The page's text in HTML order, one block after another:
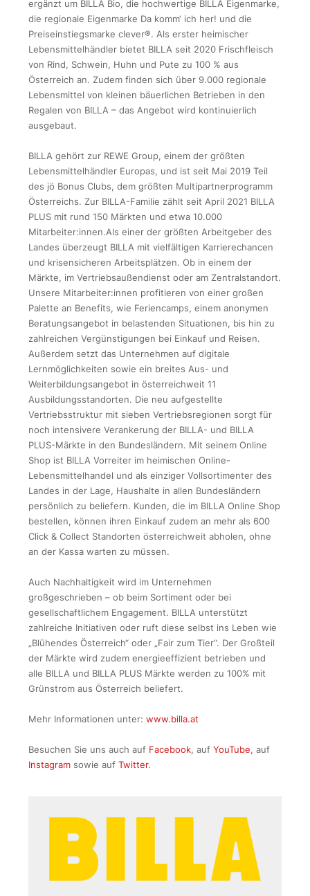
ergänzt um BILLA Bio, die hochwertige BILLA Eigenmarke,
die regionale Eigenmarke Da komm‘ ich her! und die
Preiseinstiegsmarke clever®. Als erster heimischer
Lebensmittelhändler bietet BILLA seit 2020 Frischfleisch
von Rind, Schwein, Huhn und Pute zu 100 % aus
Österreich an. Zudem finden sich über 9.000 regionale
Lebensmittel von kleinen bäuerlichen Betrieben in den
Regalen von BILLA – das Angebot wird kontinuierlich
ausgebaut.
BILLA gehört zur REWE Group, einem der größten
Lebensmittelhändler Europas, und ist seit Mai 2019 Teil
des jö Bonus Clubs, dem größten Multipartnerprogramm
Österreichs. Zur BILLA-Familie zählt seit April 2021 BILLA
PLUS mit rund 150 Märkten und etwa 10.000
Mitarbeiter:innen.Als einer der größten Arbeitgeber des
Landes überzeugt BILLA mit vielfältigen Karrierechancen
und krisensicheren Arbeitsplätzen. Ob in einem der
Märkte, im Vertriebsaußendienst oder am Zentralstandort.
Unsere Mitarbeiter:innen profitieren von einer großen
Palette an Benefits, wie Feriencamps, einem anonymen
Beratungsangebot in belastenden Situationen, bis hin zu
zahlreichen Vergünstigungen bei Einkauf und Reisen.
Außerdem setzt das Unternehmen auf digitale
Lernmöglichkeiten sowie ein breites Aus- und
Weiterbildungsangebot in österreichweit 11
Ausbildungsstandorten. Die neu aufgestellte
Vertriebsstruktur mit sieben Vertriebsregionen sorgt für
noch intensivere Verankerung der BILLA- und BILLA
PLUS-Märkte in den Bundesländern. Mit seinem Online
Shop ist BILLA Vorreiter im heimischen Online-
Lebensmittelhandel und als einziger Vollsortimenter des
Landes in der Lage, Haushalte in allen Bundesländern
persönlich zu beliefern. Kunden, die im BILLA Online Shop
bestellen, können ihren Einkauf zudem an mehr als 600
Click & Collect Standorten österreichweit abholen, ohne
an der Kassa warten zu müssen.
Auch Nachhaltigkeit wird im Unternehmen
großgeschrieben – ob beim Sortiment oder bei
gesellschaftlichem Engagement. BILLA unterstützt
zahlreiche Initiativen oder ruft diese selbst ins Leben wie
„Blühendes Österreich“ oder „Fair zum Tier“. Der Großteil
der Märkte wird zudem energieeffizient betrieben und
alle BILLA und BILLA PLUS Märkte werden zu 100% mit
Grünstrom aus Österreich beliefert.
Mehr Informationen unter: www.billa.at
Besuchen Sie uns auch auf Facebook, auf YouTube, auf
Instagram sowie auf Twitter.